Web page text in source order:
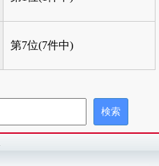
第7位(7件中)